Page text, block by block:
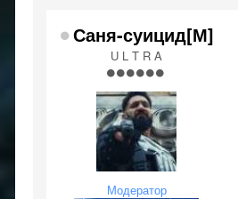
Саня-суицид[М]
U L T R A
Модератор